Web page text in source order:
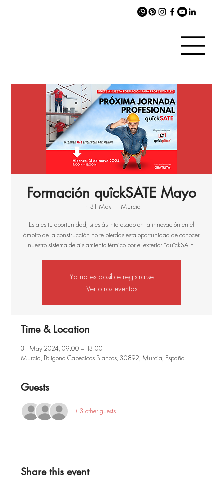
Formación quîckSATE Mayo
Fri 31 May
  |
Murcia
Esta es tu oportunidad, si estás interesado en la innovación en el
ámbito de la construcción no te pierdas esta oportunidad de conocer
nuestro sistema de aislamiento térmico por el exterior "quîckSATE"
Ya no es posible registrarse
Ver otros eventos
Time & Location
31 May 2024, 09:00 – 13:00
Murcia, Polígono Cabecicos Blancos, 30892, Murcia, España
Guests
+ 3 other guests
Share this event